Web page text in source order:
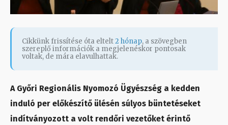
Cikkünk frissítése óta eltelt2 hónap, a szövegben
szereplő információk a megjelenéskor pontosak
voltak, de mára elavulhattak.
A Győri Regionális Nyomozó Ügyészség a kedden
induló per előkészítő ülésén súlyos büntetéseket
indítványozott a volt rendőri vezetőket érintő